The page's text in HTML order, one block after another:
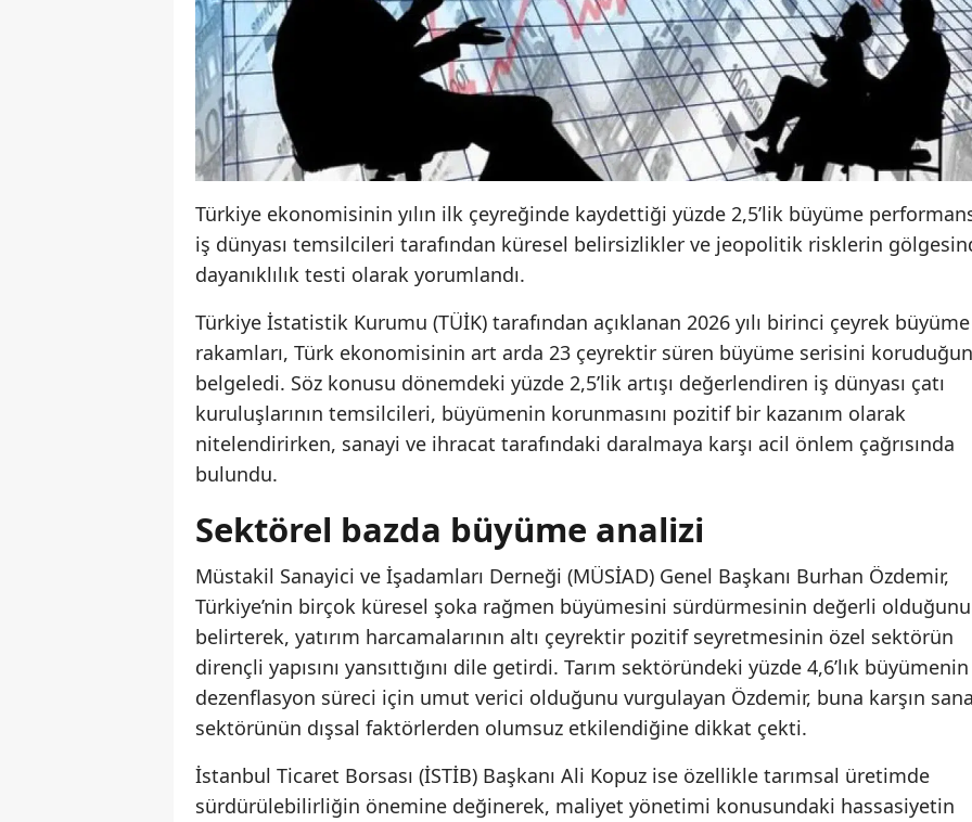
Türkiye ekonomisinin yılın ilk çeyreğinde kaydettiği yüzde 2,5’lik büyüme
iş dünyası temsilcileri tarafından küresel belirsizlikler ve jeopolitik risklerin
dayanıklılık testi olarak yorumlandı.
Türkiye İstatistik Kurumu (TÜİK) tarafından açıklanan 2026 yılı birinci çeyrek büyüme
rakamları, Türk ekonomisinin art arda 23 çeyrektir süren büyüme serisini
belgeledi. Söz konusu dönemdeki yüzde 2,5’lik artışı değerlendiren iş dünyası çatı
kuruluşlarının temsilcileri, büyümenin korunmasını pozitif bir kazanım olarak
nitelendirirken, sanayi ve ihracat tarafındaki daralmaya karşı acil önlem çağrısında
bulundu.
Sektörel bazda büyüme analizi
Müstakil Sanayici ve İşadamları Derneği (MÜSİAD) Genel Başkanı Burhan Özdemir,
Türkiye’nin birçok küresel şoka rağmen büyümesini sürdürmesinin değerli olduğunu
belirterek, yatırım harcamalarının altı çeyrektir pozitif seyretmesinin özel sektörün
dirençli yapısını yansıttığını dile getirdi. Tarım sektöründeki yüzde 4,6’lık büyümenin
dezenflasyon süreci için umut verici olduğunu vurgulayan Özdemir, buna karşın
sektörünün dışsal faktörlerden olumsuz etkilendiğine dikkat çekti.
İstanbul Ticaret Borsası (İSTİB) Başkanı Ali Kopuz ise özellikle tarımsal üretimde
sürdürülebilirliğin önemine değinerek, maliyet yönetimi konusundaki hassasiyetin